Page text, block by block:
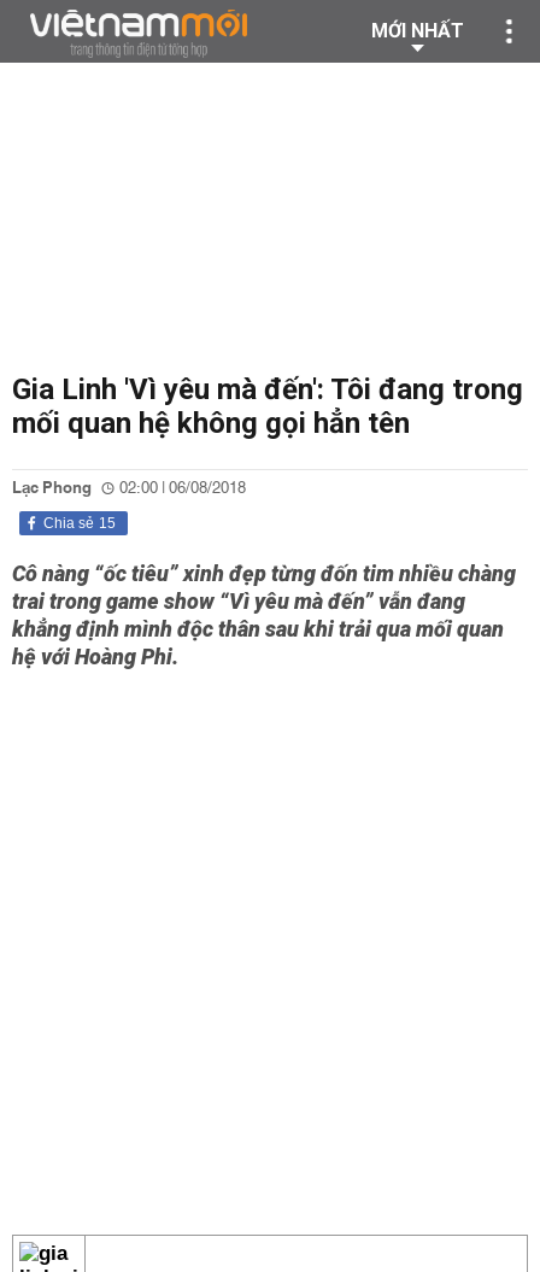
MỚI NHẤT
Gia Linh 'Vì yêu mà đến': Tôi đang trong
mối quan hệ không gọi hẳn tên
Lạc Phong 02:00 | 06/08/2018
15
Chia sẻ
Cô nàng “ốc tiêu” xinh đẹp từng đốn tim nhiều chàng
trai trong game show “Vì yêu mà đến” vẫn đang
khẳng định mình độc thân sau khi trải qua mối quan
hệ với Hoàng Phi.